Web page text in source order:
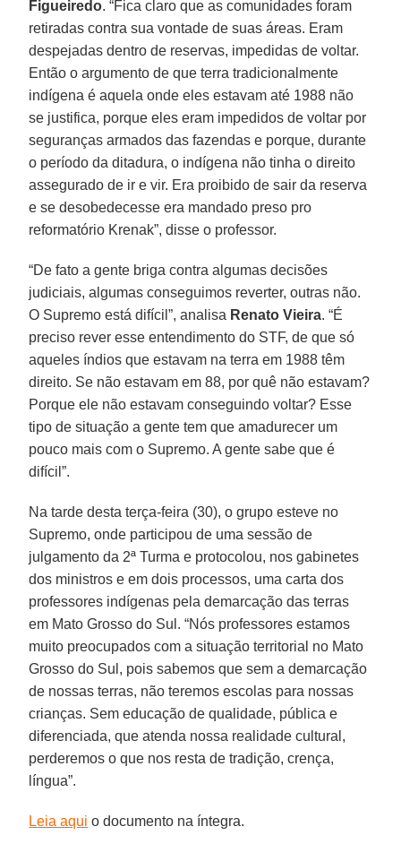
Figueiredo. “Fica claro que as comunidades foram
retiradas contra sua vontade de suas áreas. Eram
despejadas dentro de reservas, impedidas de voltar.
Então o argumento de que terra tradicionalmente
indígena é aquela onde eles estavam até 1988 não
se justifica, porque eles eram impedidos de voltar por
seguranças armados das fazendas e porque, durante
o período da ditadura, o indígena não tinha o direito
assegurado de ir e vir. Era proibido de sair da reserva
e se desobedecesse era mandado preso pro
reformatório Krenak”, disse o professor.
“De fato a gente briga contra algumas decisões
judiciais, algumas conseguimos reverter, outras não.
O Supremo está difícil”, analisa Renato Vieira. “É
preciso rever esse entendimento do STF, de que só
aqueles índios que estavam na terra em 1988 têm
direito. Se não estavam em 88, por quê não estavam?
Porque ele não estavam conseguindo voltar? Esse
tipo de situação a gente tem que amadurecer um
pouco mais com o Supremo. A gente sabe que é
difícil”.
Na tarde desta terça-feira (30), o grupo esteve no
Supremo, onde participou de uma sessão de
julgamento da 2ª Turma e protocolou, nos gabinetes
dos ministros e em dois processos, uma carta dos
professores indígenas pela demarcação das terras
em Mato Grosso do Sul. “Nós professores estamos
muito preocupados com a situação territorial no Mato
Grosso do Sul, pois sabemos que sem a demarcação
de nossas terras, não teremos escolas para nossas
crianças. Sem educação de qualidade, pública e
diferenciada, que atenda nossa realidade cultural,
perderemos o que nos resta de tradição, crença,
língua”.
Leia aqui o documento na íntegra.